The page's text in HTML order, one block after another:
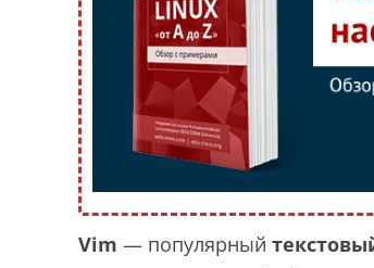
Vim — популярный